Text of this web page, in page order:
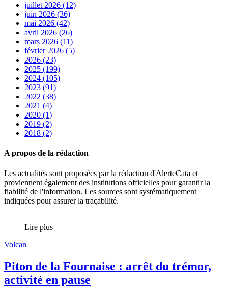
juillet 2026 (12)
juin 2026 (36)
mai 2026 (42)
avril 2026 (26)
mars 2026 (11)
février 2026 (5)
2026 (23)
2025 (199)
2024 (105)
2023 (91)
2022 (38)
2021 (4)
2020 (1)
2019 (2)
2018 (2)
A propos de la rédaction
Les actualités sont proposées par la rédaction d'AlerteCata et
proviennent également des institutions officielles pour garantir la
fiabilité de l'information. Les sources sont systématiquement
indiquées pour assurer la traçabilité.
Lire plus
Volcan
Piton de la Fournaise : arrêt du trémor,
activité en pause